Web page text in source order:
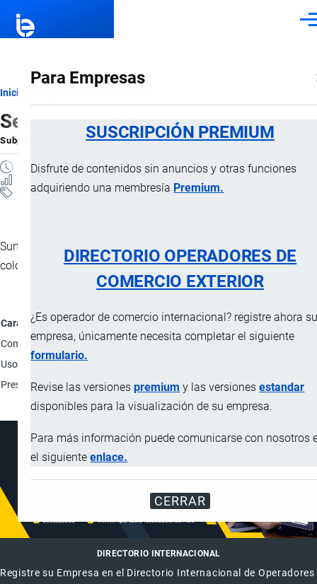
Para Empresas
SUSCRIPCIÓN PREMIUM
Disfrute de contenidos sin anuncios y otras funciones
adquiriendo una membresía Premium.
DIRECTORIO OPERADORES DE
COMERCIO EXTERIOR
¿Es operador de comercio internacional? registre ahora
empresa, únicamente necesita completar el siguiente
formulario.
Revise las versionespremium y las versionesestandar
disponibles para la visualización de su empresa.
Para más información puede comunicarse con nosotros
el siguienteenlace.
CERRAR
Ruta
de
navegación
Inicio
Set Arena Mágica
Subpartida ArancelariaporImportaciones …, 2 Febrero, 2025
1 MINUTO
Clasificación Arancelaria
Surtido de pastas (mezcla de arena , glicerina, etc.) de 12
colores.
Característica
Descripción
Composición
Arena mineral 89%; Glicerina 5%; Aceite de silicina 5%;
Uso
Para modelar; Juguete para niños.
Presentación
Set por 12 unidades.
DIRECTORIO INTERNACIONAL
Registre su Empresa en el Directorio Internacional de Operadores